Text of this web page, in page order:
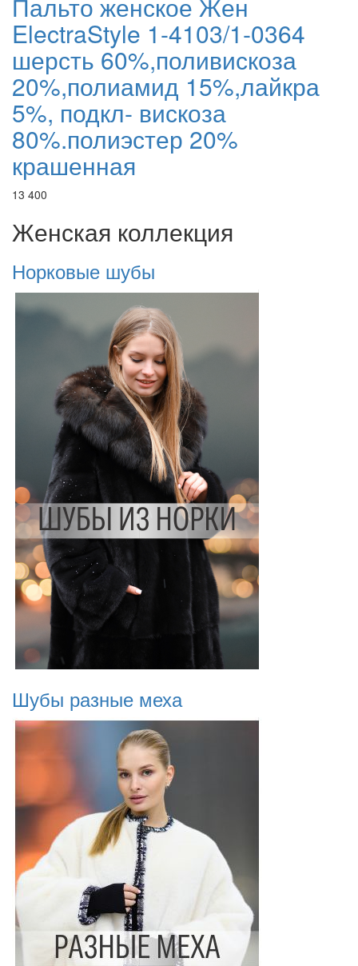
Пальто женское Жен
ElectraStyle 1-4103/1-0364
шерсть 60%,поливискоза
20%,полиамид 15%,лайкра
5%, подкл- вискоза
80%.полиэстер 20%
крашенная
13 400
Женская коллекция
Норковые шубы
Шубы разные меха